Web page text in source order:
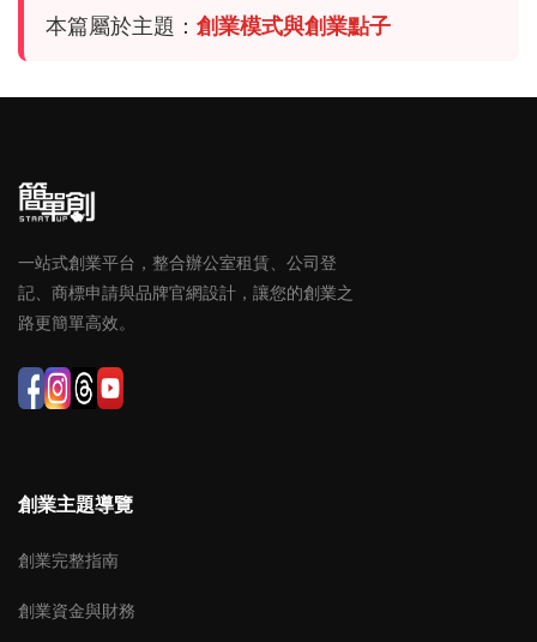
本篇屬於主題： 創業模式與創業點子
一站式創業平台，整合辦公室租賃、公司登
記、商標申請與品牌官網設計，讓您的創業之
路更簡單高效。
創業主題導覽
創業完整指南
創業資金與財務